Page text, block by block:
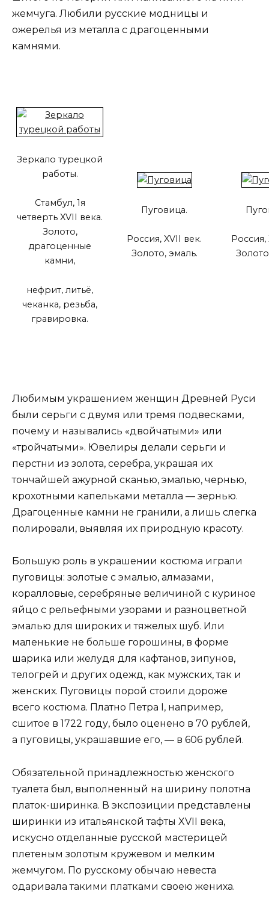
жемчуга. Любили русские модницы и
ожерелья из металла с драгоценными
камнями.
Зеркало турецкой
работы.
Стамбул, 1я
четверть XVII века.
Золото,
драгоценные
камни,
нефрит, литьё,
чеканка, резьба,
гравировка.
Пуговица.
Россия, XVII век.
Золото, эмаль.
Россия,
Любимым украшением женщин Древней Руси
были серьги с двумя или тремя подвесками,
почему и назывались «двойчатыми» или
«тройчатыми». Ювелиры делали серьги и
перстни из золота, серебра, украшая их
тончайшей ажурной сканью, эмалью, чернью,
крохотными капельками металла — зернью.
Драгоценные камни не гранили, а лишь слегка
полировали, выявляя их природную красоту.
Большую роль в украшении костюма играли
пуговицы: золотые с эмалью, алмазами,
коралловые, серебряные величиной с куриное
яйцо с рельефными узорами и разноцветной
эмалью для широких и тяжелых шуб. Или
маленькие не больше горошины, в форме
шарика или желудя для кафтанов, зипунов,
телогрей и других одежд, как мужских, так и
женских. Пуговицы порой стоили дороже
всего костюма. Платно Петра I, например,
сшитое в 1722 году, было оценено в 70 рублей,
а пуговицы, украшавшие его, — в 606 рублей.
Обязательной принадлежностью женского
туалета был, выполненный на ширину полотна
платок-ширинка. В экспозиции представлены
ширинки из итальянской тафты XVII века,
искусно отделанные русской мастерицей
плетеным золотым кружевом и мелким
жемчугом. По русскому обычаю невеста
одаривала такими платками своею жениха.